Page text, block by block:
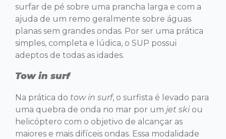
surfar de pé sobre uma prancha larga e com a
ajuda de um remo geralmente sobre águas
planas sem grandes ondas. Por ser uma prática
simples, completa e lúdica, o SUP possui
adeptos de todas as idades.
Tow in surf
Na prática do tow in surf, o surfista é levado para
uma quebra de onda no mar por um jet skiou
helicóptero com o objetivo de alcançar as
maiores e mais difíceis ondas. Essa modalidade